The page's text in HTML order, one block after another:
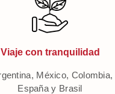
Viaje con tranquilidad
México, Colombia,
España y Brasil